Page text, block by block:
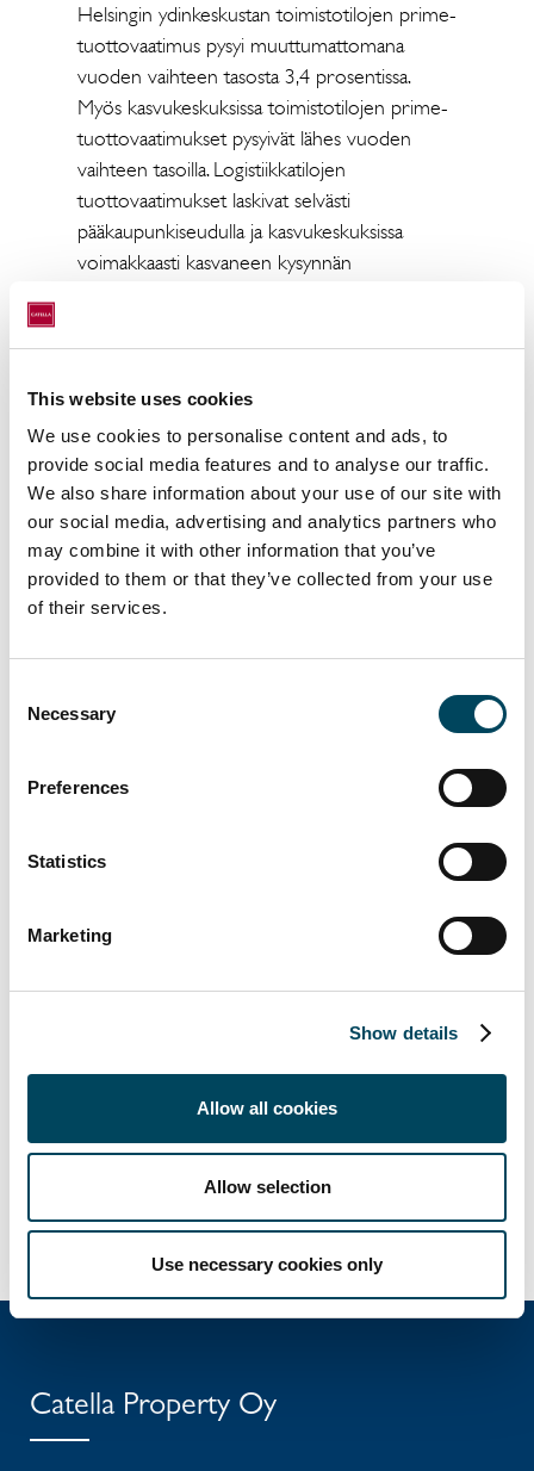
This website uses cookies
We use cookies to personalise content and ads, to
provide social media features and to analyse our traffic.
We also share information about your use of our site with
our social media, advertising and analytics partners who
may combine it with other information that you’ve
provided to them or that they’ve collected from your use
of their services.
Selection
Necessary
Preferences
Statistics
Marketing
Show details
Allow all cookies
Allow selection
Use necessary cookies only
Helsingin ydinkeskustan toimistotilojen prime-
tuottovaatimus pysyi muuttumattomana
vuoden vaihteen tasosta 3,4 prosentissa.
Myös kasvukeskuksissa toimistotilojen prime-
tuottovaatimukset pysyivät lähes vuoden
vaihteen tasoilla. Logistiikkatilojen
tuottovaatimukset laskivat selvästi
pääkaupunkiseudulla ja kasvukeskuksissa
voimakkaasti kasvaneen kysynnän
laski 0,9 prosenttiyksikköä 4,7 prosentin
tasolle.
Toimistotilojen vajaakäyttöasteissa nousua
Pääkaupunkiseudun toimistotilojen
vajaakäyttöaste nousi 0,4 prosenttiyksikköä
12,6 prosentin tasolle. Osamarkkinoilla
nousua nähtiin mm. Helsingin ydinkeskustassa,
jossa toimistotilojen vajaakäyttöaste nousi 1,8
ottamatta Ruoholahtea ja Tapiolaa, joissa
Kasvukeskusten osalta toimistojen
Lahdessa ja Jyväskylässä. Oulussa sekä
yhteistyökumppanimme ja asiakkaamme
Lisätietoja:
toimitusjohtaja
p. 050 5277 392
antti.louko@catella.fi
Catella Property Oy